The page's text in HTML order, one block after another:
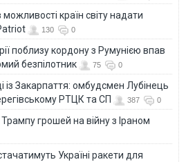
країн світу надати
130 0
поблизу кордону з Румунією впав
безпілотник
75 0
із Закарпаття: омбудсмен Лубінець
РТЦК та СП
387 0
грошей на війну з Іраном
Україні ракети для